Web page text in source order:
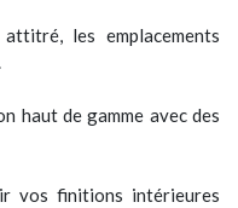
les emplacements
haut de gamme avec des
vos finitions intérieures